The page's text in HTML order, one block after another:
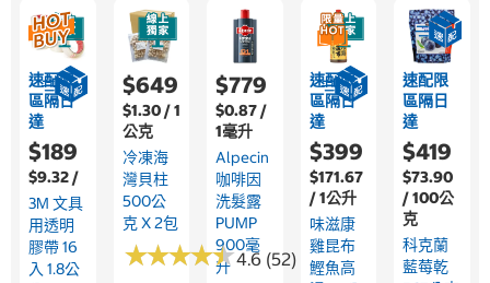
速配限
區隔日
達
$189
$9.32 /
3M 文具
用透明
膠帶 16
入 1.8公
$649
$1.30 / 1
公克
冷凍海
灣貝柱
500公
克 X 2包
★★★★★
★★★★★4.6 (52)
$779
$0.87 /
1毫升
Alpecin
咖啡因
洗髮露
PUMP
900毫
升
速配限
區隔日
達
$399
$171.67
/ 1公升
味滋康
雞昆布
鰹魚高
速配限
區隔日
達
$419
$73.90
/ 100公
克
科克蘭
藍莓乾